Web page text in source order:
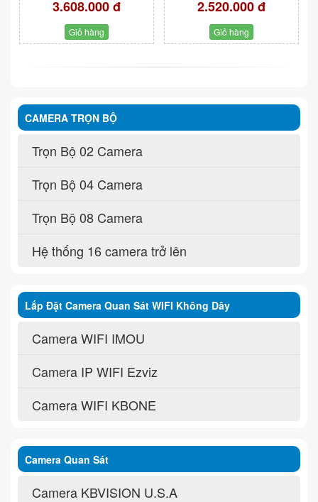
3.608.000 đ
Giỏ hàng
2.520.000 đ
Giỏ hàng
CAMERA TRỌN BỘ
Trọn Bộ 02 Camera
Trọn Bộ 04 Camera
Trọn Bộ 08 Camera
Hệ thống 16 camera trở lên
Lắp Đặt Camera Quan Sát WIFI Không Dây
Camera WIFI IMOU
Camera IP WIFI Ezviz
Camera WIFI KBONE
Camera Quan Sát
Camera KBVISION U.S.A